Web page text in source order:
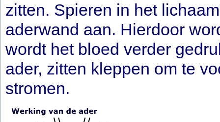
zitten. Spieren in het
aderwand aan. Hierdoor
wordt het bloed verder
ader, zitten kleppen om te
stromen.